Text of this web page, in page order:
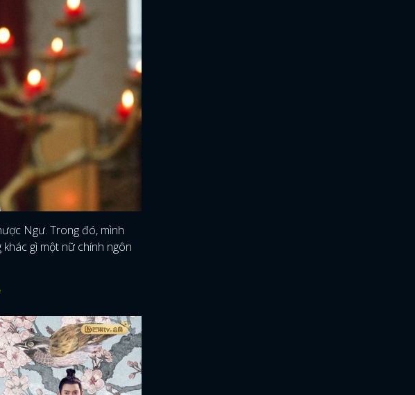
Ngư. Trong đó, mình
gì một nữ chính ngôn